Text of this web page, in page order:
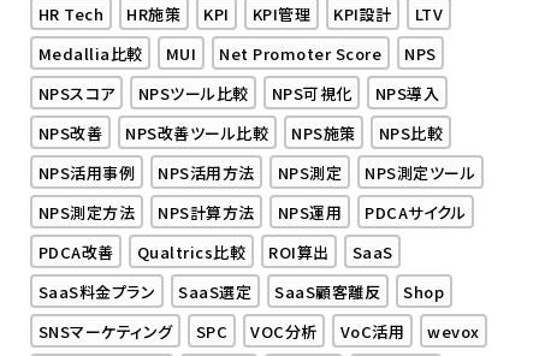
HR Tech
HR施策 KPI KPI管理 KPI設計
LTV
Medallia比較
MUI Net Promoter Score
NPS
NPSスコア
NPSツール比較 NPS可視化
NPS導入
NPS改善
NPS改善ツール比較 NPS施策
NPS比較
NPS活用事例
NPS活用方法 NPS測定
NPS測定ツール
NPS測定方法
NPS計算方法 NPS運用
PDCAサイクル
PDCA改善
Qualtrics比較 ROI算出
SaaS
SaaS料金プラン
SaaS選定 SaaS顧客離反
Shop
SNSマーケティング
SPC VOC分析 VoC活用
wevox